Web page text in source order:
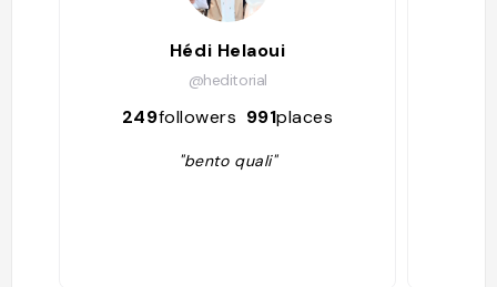
Hédi Helaoui
@heditorial
249followers 991places
"bento quali"